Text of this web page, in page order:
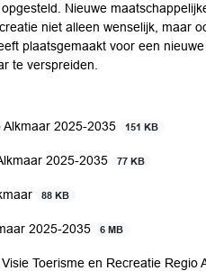
Nieuwe
niet alleen wenselijk, maar
plaatsgemaakt voor een
te verspreiden.
Alkmaar 2025-2035
151 KB
2025-2035 77 KB
88 KB
2025-2035 6 MB
Toerisme en Recreatie Regio